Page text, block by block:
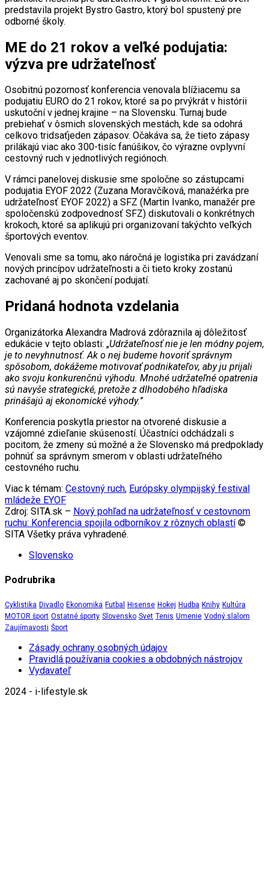
predstavila projekt Bystro Gastro, ktorý bol spustený pre
odborné školy.
ME do 21 rokov a veľké podujatia:
výzva pre udržateľnosť
Osobitnú pozornosť konferencia venovala blížiacemu sa
podujatiu EURO do 21 rokov, ktoré sa po prvýkrát v histórii
uskutoční v jednej krajine – na Slovensku. Turnaj bude
prebiehať v ôsmich slovenských mestách, kde sa odohrá
celkovo tridsaťjeden zápasov. Očakáva sa, že tieto zápasy
prilákajú viac ako 300-tisíc fanúšikov, čo výrazne ovplyvní
cestovný ruch v jednotlivých regiónoch.
V rámci panelovej diskusie sme spoločne so zástupcami
podujatia EYOF 2022 (Zuzana Moravčíková, manažérka pre
udržateľnosť EYOF 2022) a SFZ (Martin Ivanko, manažér pre
spoločenskú zodpovednosť SFZ) diskutovali o konkrétnych
krokoch, ktoré sa aplikujú pri organizovaní takýchto veľkých
športových eventov.
Venovali sme sa tomu, ako náročná je logistika pri zavádzaní
nových princípov udržateľnosti a či tieto kroky zostanú
zachované aj po skončení podujatí.
Pridaná hodnota vzdelania
Organizátorka Alexandra Madrová zdôraznila aj dôležitosť
edukácie v tejto oblasti: „Udržateľnosť nie je len módny pojem,
je to nevyhnutnosť. Ak o nej budeme hovoriť správnym
spôsobom, dokážeme motivovať podnikateľov, aby ju prijali
ako svoju konkurenčnú výhodu. Mnohé udržateľné opatrenia
sú navyše strategické, pretože z dlhodobého hľadiska
prinášajú aj ekonomické výhody.”
Konferencia poskytla priestor na otvorené diskusie a
vzájomné zdieľanie skúseností. Účastníci odchádzali s
pocitom, že zmeny sú možné a že Slovensko má predpoklady
pohnúť sa správnym smerom v oblasti udržateľného
cestovného ruchu.
Viac k témam: Cestovný ruch, Európsky olympijský festival
mládeže EYOF
Zdroj: SITA.sk – Nový pohľad na udržateľnosť v cestovnom
ruchu: Konferencia spojila odborníkov z rôznych oblastí©
SITA Všetky práva vyhradené.
Slovensko
Podrubrika
Cyklistika Divadlo Ekonomika Futbal Hisense Hokej Hudba Knihy Kultúra
MOTOR šport Ostatné športy Slovensko Svet Tenis Umenie Vodný slalom
Zaujímavosti Šport
Zásady ochrany osobných údajov
Pravidlá používania cookies a obdobných nástrojov
Vydavateľ
2024 - i-lifestyle.sk